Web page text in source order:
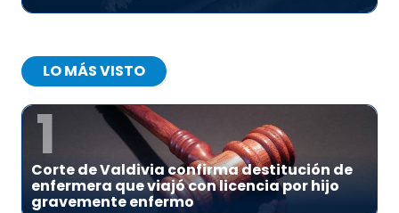
LO MÁS VISTO
1
Corte de Valdivia confirma destitución de
enfermera que viajó con licencia por hijo
gravemente enfermo